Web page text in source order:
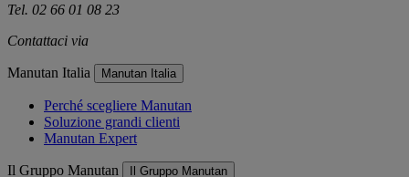
Tel. 02 66 01 08 23
Contattaci via
Manutan Italia Manutan Italia
Perché scegliere Manutan
Soluzione grandi clienti
Manutan Expert
Il Gruppo Manutan Il Gruppo Manutan